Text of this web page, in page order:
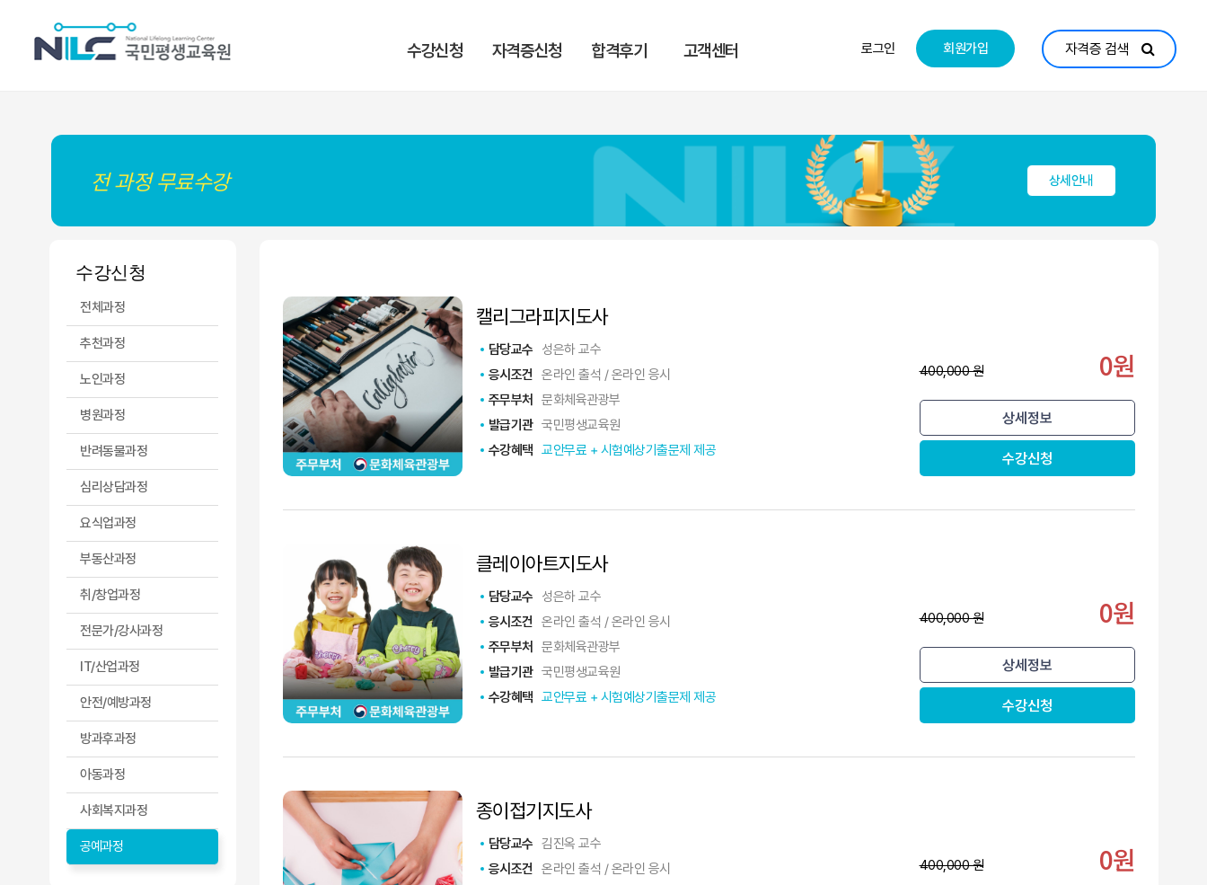
로그인 회원가입 자격증 검색
수강신청 자격증신청 합격후기 고객센터
전 과정 무료수강 상세안내
수강신청
전체과정
추천과정
노인과정
병원과정
반려동물과정
심리상담과정
요식업과정
부동산과정
취/창업과정
전문가/강사과정
IT/산업과정
안전/예방과정
방과후과정
아동과정
사회복지과정
공예과정
캘리그라피지도사
담당교수
성은하 교수
응시조건
온라인 출석 / 온라인 응시
주무부처
문화체육관광부
발급기관 국민평생교육원
수강혜택 교안무료 + 시험예상기출문제 제공
400,000 원 0원
상세정보
수강신청
클레이아트지도사
담당교수
성은하 교수
응시조건
온라인 출석 / 온라인 응시
주무부처
문화체육관광부
발급기관 국민평생교육원
수강혜택 교안무료 + 시험예상기출문제 제공
400,000 원 0원
상세정보
수강신청
종이접기지도사
담당교수 김진옥 교수
응시조건
온라인 출석 / 온라인 응시
400,000 원 0원